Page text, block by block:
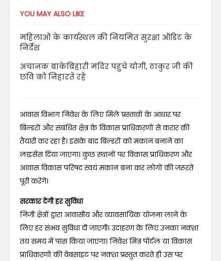
YOU MAY ALSO LIKE
महिलाओं के कार्यस्थल की नियमित सुरक्षा ऑडिट के
निर्देश
अचानक बांकेबिहारी मंदिर पहुंचे योगी, ठाकुर जी की
छवि को निहारते रहे
आवास विभाग निवेश के लिए मिले प्रस्तावों के आधार पर
बिल्डरों और संबंधित क्षेत्र के विकास प्राधिकरणों से करार की
तैयारी कर रहा है। इसके बाद बिल्डरों को मकान बनाने का
लाइसेंस दिया जाएगा। कुछ स्थानों पर विकास प्राधिकरण और
आवास विकास परिषद स्वयं मकान बना कर लोगों की जरूरतें
पूरी करेंगे।
सरकार देगी हर सुविधा
निजी क्षेत्रों द्वारा आवासीय और व्यावसायिक योजना लाने के
लिए हर संभव सुविधा दी जाएगी। उदाहरण के लिए उनका नक्शा
तय समय में पास किया जाएगा। निवेश मित्र पोर्टल या विकास
प्राधिकरणों की वेबसाइट पर नक्शा प्रस्तुत करते ही उस पर